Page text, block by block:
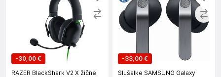
-30,00 €
RAZER BlackShark V2 X žične
-33,00 €
Slušalke SAMSUNG Galaxy